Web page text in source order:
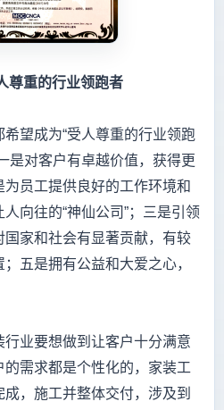
重的行业领跑者
望成为“受人尊重的行业领跑
是对客户有卓越价值，获得更
员工提供良好的工作环境和
向往的“神仙公司”；三是引领
家和社会有显著贡献，有较
五是拥有公益和大爱之心，
业要想做到让客户十分满意
需求都是个性化的，家装工
，施工并整体交付，涉及到